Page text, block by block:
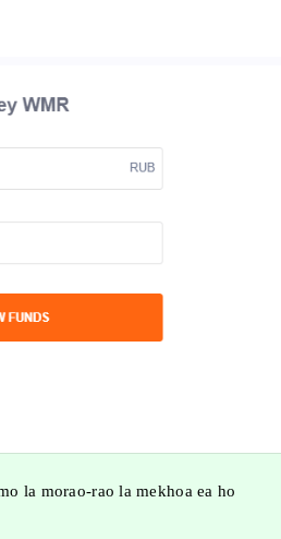
la morao-rao la mekhoa ea ho